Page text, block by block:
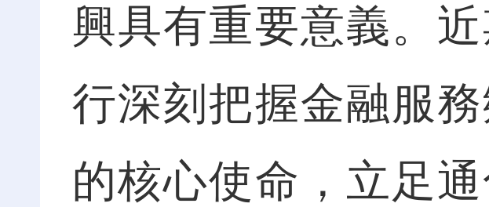
興具有重要意義。
行深刻把握金融服
的核心使命，立足